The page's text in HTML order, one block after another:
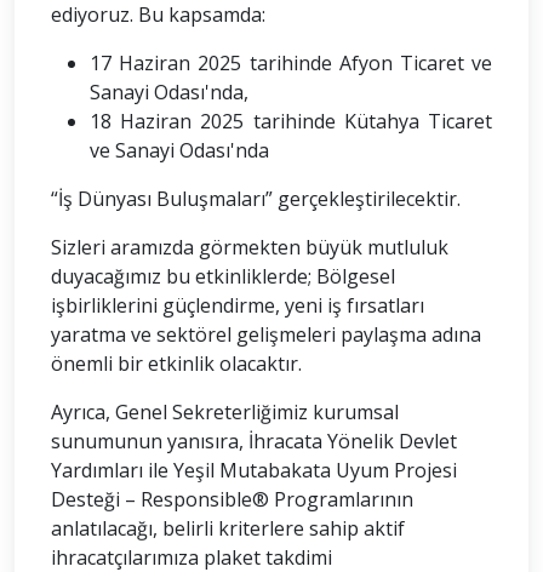
ediyoruz. Bu kapsamda:
17 Haziran 2025 tarihinde Afyon Ticaret ve
Sanayi Odası'nda,
18 Haziran 2025 tarihinde Kütahya Ticaret
ve Sanayi Odası'nda
“İş Dünyası Buluşmaları” gerçekleştirilecektir.
Sizleri aramızda görmekten büyük mutluluk
duyacağımız bu etkinliklerde; Bölgesel
işbirliklerini güçlendirme, yeni iş fırsatları
yaratma ve sektörel gelişmeleri paylaşma adına
önemli bir etkinlik olacaktır.
Ayrıca, Genel Sekreterliğimiz kurumsal
sunumunun yanısıra, İhracata Yönelik Devlet
Yardımları ile Yeşil Mutabakata Uyum Projesi
Desteği – Responsible® Programlarının
anlatılacağı, belirli kriterlere sahip aktif
ihracatçılarımıza plaket takdimi